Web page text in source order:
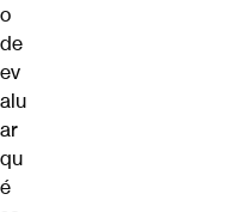
o
de
ev
alu
ar
qu
é